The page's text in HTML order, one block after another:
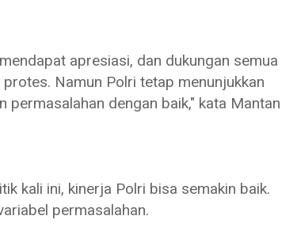
apresiasi, dan dukungan semua
Namun Polri tetap menunjukkan
permasalahan dengan baik," kata Mantan
kali ini, kinerja Polri bisa semakin baik.
permasalahan.